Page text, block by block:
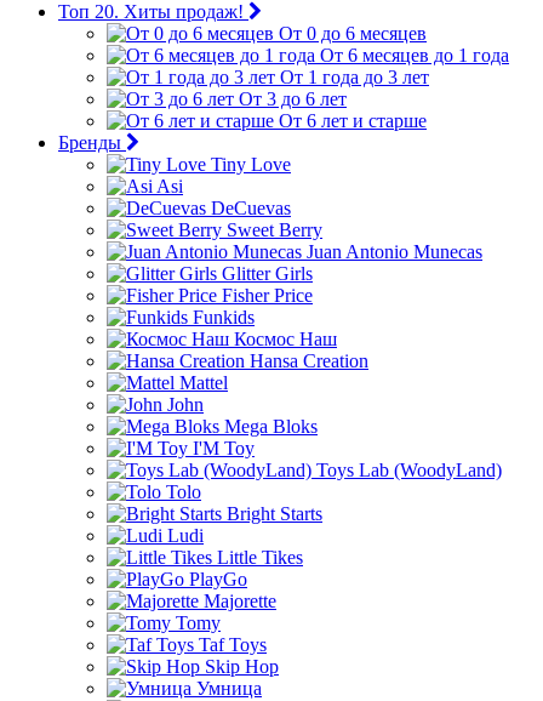
Топ 20. Хиты продаж!
От 0 до 6 месяцев
От 6 месяцев до 1 года
От 1 года до 3 лет
От 3 до 6 лет
От 6 лет и старше
Бренды
Tiny Love
Asi
DeCuevas
Sweet Berry
Juan Antonio Munecas
Glitter Girls
Fisher Price
Funkids
Космос Наш
Hansa Creation
Mattel
John
Mega Bloks
I'M Toy
Toys Lab (WoodyLand)
Tolo
Bright Starts
Ludi
Little Tikes
PlayGo
Majorette
Tomy
Taf Toys
Skip Hop
Умница